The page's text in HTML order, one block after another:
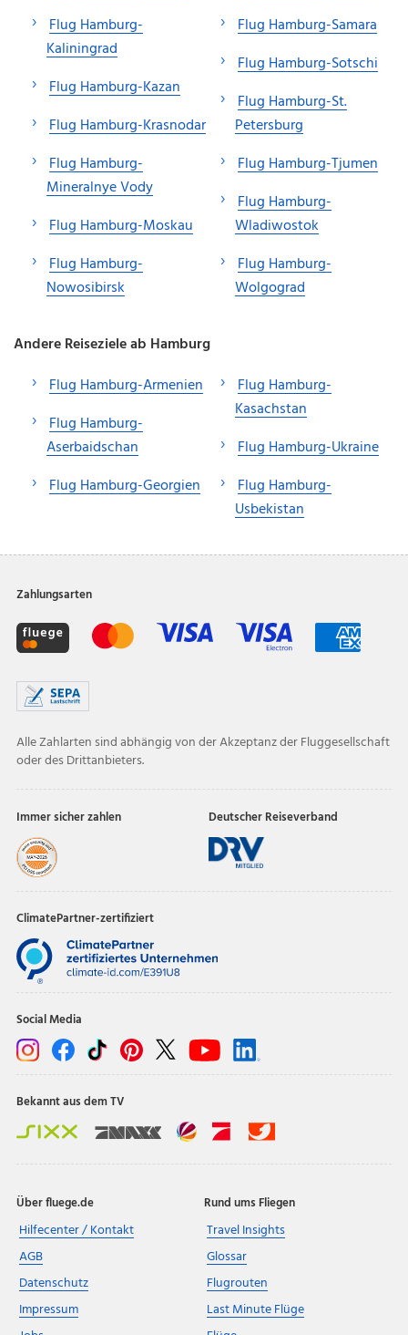
Flug Hamburg-
Kaliningrad
Flug Hamburg-Kazan
Flug Hamburg-Krasnodar
Flug Hamburg-
Mineralnye Vody
Flug Hamburg-Moskau
Flug Hamburg-
Nowosibirsk
Flug Hamburg-Samara
Flug Hamburg-Sotschi
Flug Hamburg-St.
Petersburg
Flug Hamburg-Tjumen
Flug Hamburg-
Wladiwostok
Flug Hamburg-
Wolgograd
Andere Reiseziele ab Hamburg
Flug Hamburg-Armenien
Flug Hamburg-
Aserbaidschan
Flug Hamburg-Georgien
Flug Hamburg-
Kasachstan
Flug Hamburg-Ukraine
Flug Hamburg-
Usbekistan